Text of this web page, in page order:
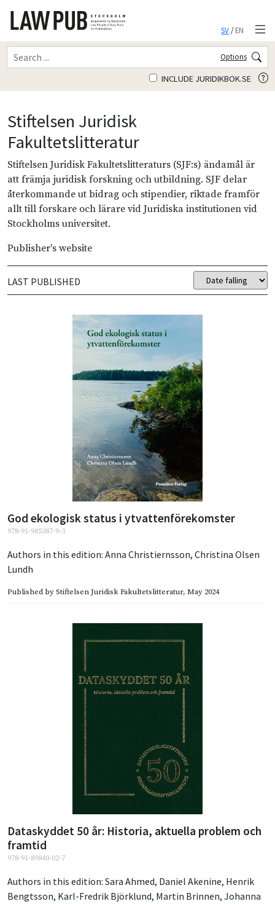
SV/EN
Options
INCLUDE JURIDIKBOK.SE
Stiftelsen Juridisk
Fakultetslitteratur
Stiftelsen Juridisk Fakultetslitteraturs (SJF:s) ändamål är
att främja juridisk forskning och utbildning. SJF delar
återkommande ut bidrag och stipendier, riktade framför
allt till forskare och lärare vid Juridiska institutionen vid
Stockholms universitet.
Publisher's website
LAST PUBLISHED
God ekologisk status i ytvattenförekomster
978-91-985387-9-3
Authors in this edition: Anna Christiernsson, Christina Olsen
Lundh
Published byStiftelsen Juridisk Fakultetslitteratur, May 2024
Dataskyddet 50 år: Historia, aktuella problem och
framtid
978-91-89840-02-7
Authors in this edition: Sara Ahmed, Daniel Akenine, Henrik
Bengtsson, Karl-Fredrik Björklund, Martin Brinnen, Johanna